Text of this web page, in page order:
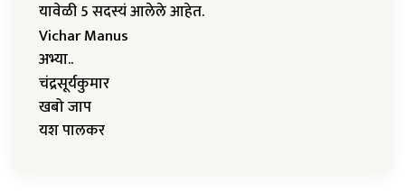
यावेळी 5 सदस्यं आलेले आहेत.
Vichar Manus
अभ्या..
चंद्रसूर्यकुमार
खबो जाप
यश पालकर